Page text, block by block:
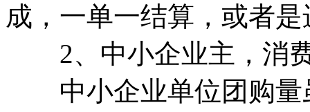
成，一单一结算，或者
2、中小企业主，消
中小企业单位团购量